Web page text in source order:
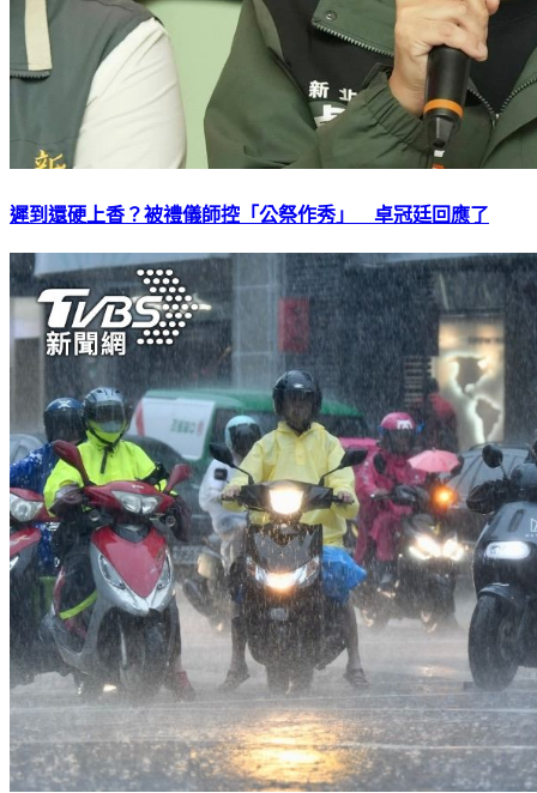
遲到還硬上香？被禮儀師控「公祭作秀」 卓冠廷回應了